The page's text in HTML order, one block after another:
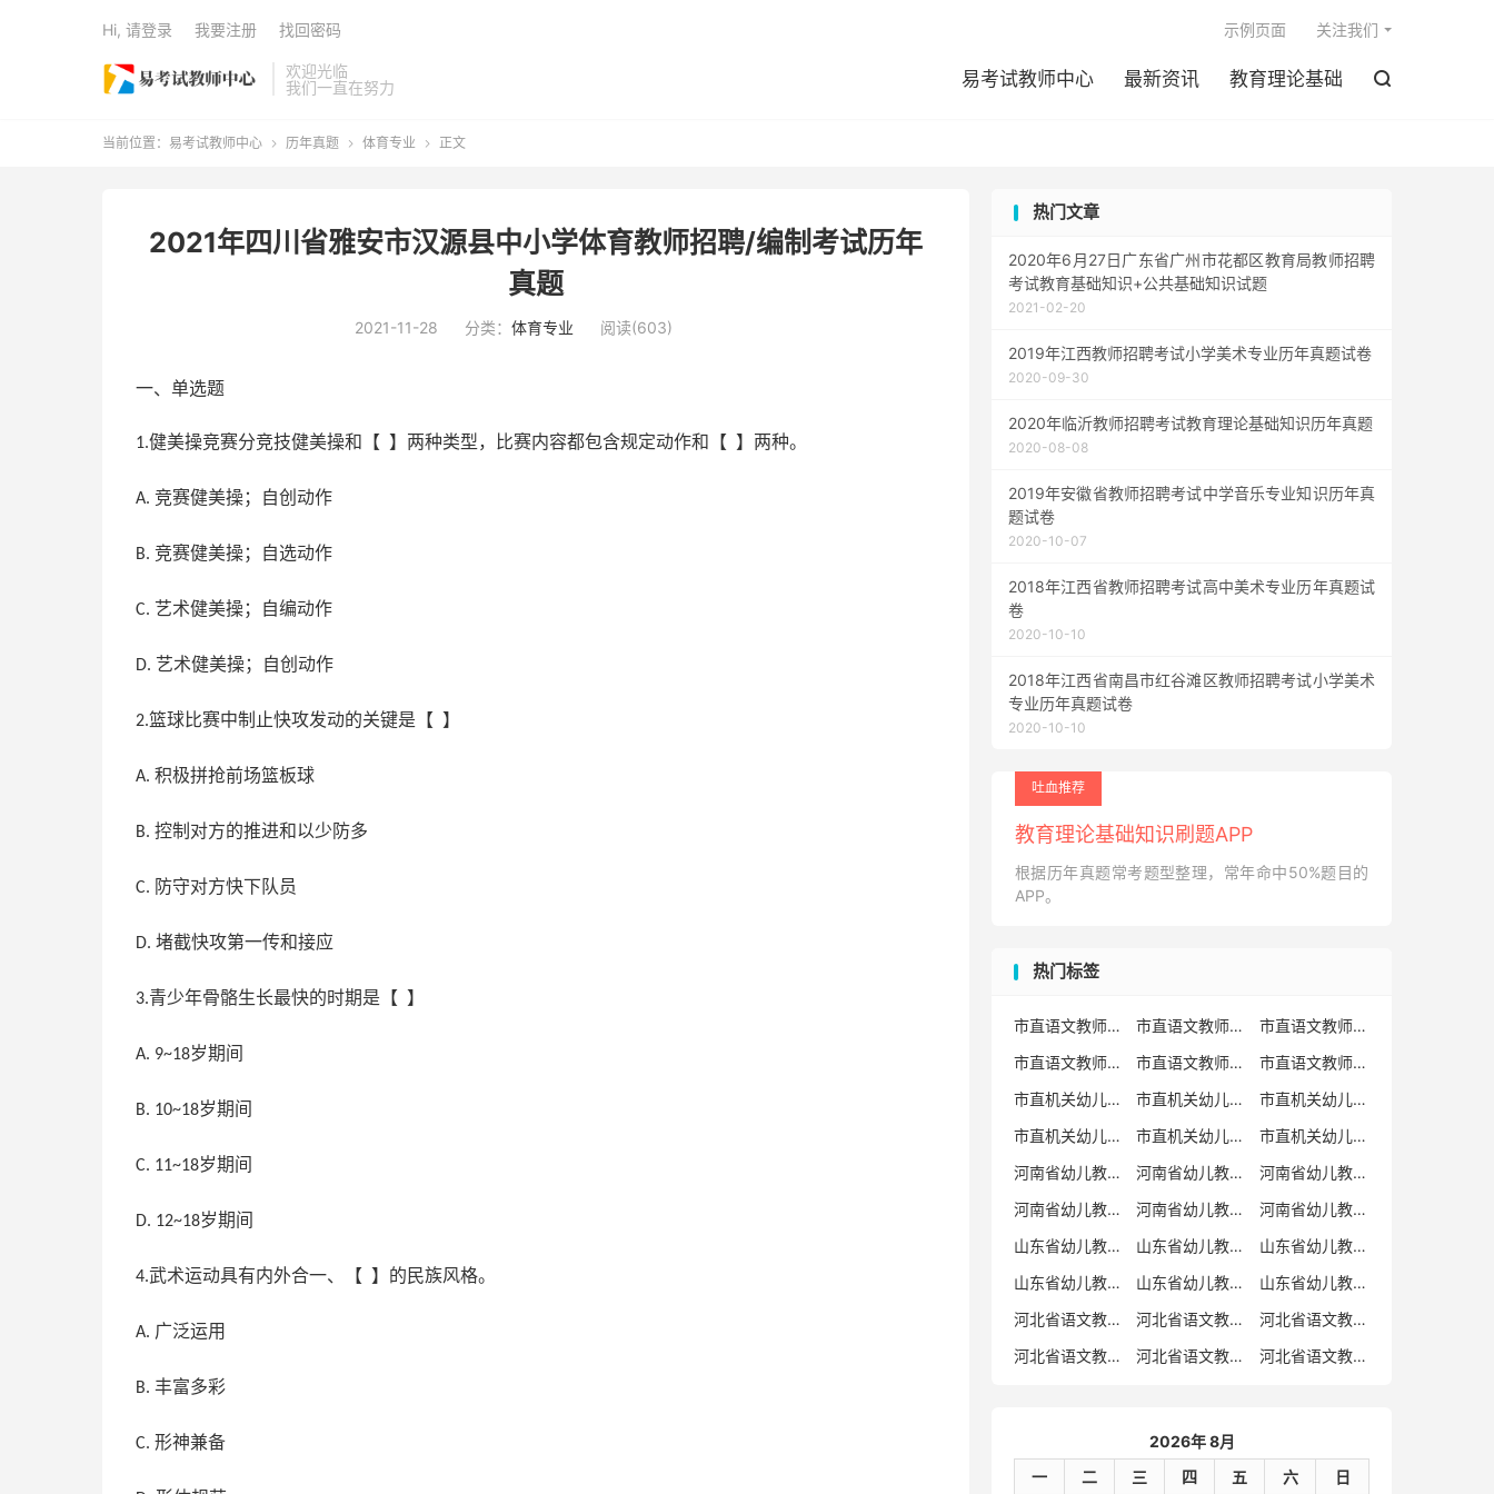
欢迎光临
我们一直在努力
易考试教师中心 最新资讯 教育理论基础 
示例页面 关注我们
Hi, 请登录 我要注册 找回密码
当前位置： 易考试教师中心  历年真题  体育专业  正文
2021年四川省雅安市汉源县中小学体育教师招聘/编制考试历年
真题
2021-11-28 分类： 体育专业 阅读(603)
一、单选题
1.健美操竞赛分竞技健美操和【 】两种类型，比赛内容都包含规定动作和【 】两种。
A. 竞赛健美操；自创动作
B. 竞赛健美操；自选动作
C. 艺术健美操；自编动作
D. 艺术健美操；自创动作
2.篮球比赛中制止快攻发动的关键是【 】
A. 积极拼抢前场篮板球
B. 控制对方的推进和以少防多
C. 防守对方快下队员
D. 堵截快攻第一传和接应
3.青少年骨骼生长最快的时期是【 】
A. 9~18岁期间
B. 10~18岁期间
C. 11~18岁期间
D. 12~18岁期间
4.武术运动具有内外合一、【 】的民族风格。
A. 广泛运用
B. 丰富多彩
C. 形神兼备
热门文章
2020年6月27日广东省广州市花都区教育局教师招聘
考试教育基础知识+公共基础知识试题
2021-02-20
2019年江西教师招聘考试小学美术专业历年真题试卷
2020-09-30
2020年临沂教师招聘考试教育理论基础知识历年真题
2020-08-08
2019年安徽省教师招聘考试中学音乐专业知识历年真
题试卷
2020-10-07
2018年江西省教师招聘考试高中美术专业历年真题试
卷
2020-10-10
2018年江西省南昌市红谷滩区教师招聘考试小学美术
专业历年真题试卷
2020-10-10
吐血推荐
教育理论基础知识刷题APP
根据历年真题常考题型整理，常年命中50%题目的
APP。
热门标签
市直语文教师招聘 市直语文教师招聘考试真题
市直语文教师招聘考试真题卷
市直语文教师编制考试真题
市直语文教师编制考试真题卷
市直语文教师考试
市直机关幼儿教师招聘
市直机关幼儿教师考试
市直机关幼儿教师招聘考试真题
市直机关幼儿教师招聘考试真题卷
市直机关幼儿教师编制考试真题卷
市直机关幼儿教师编制考试真题
河南省幼儿教师招聘
河南省幼儿教师考试
河南省幼儿教师招聘考试真题
河南省幼儿教师招聘考试真题卷
河南省幼儿教师编制考试真题
河南省幼儿教师编制考试真题卷
山东省幼儿教师招聘
山东省幼儿教师考试
山东省幼儿教师招聘考试真题
山东省幼儿教师招聘考试真题卷
山东省幼儿教师编制考试真题
山东省幼儿教师编制考试真题卷
河北省语文教师招聘
河北省语文教师招聘考试真题
河北省语文教师招聘考试真题卷
河北省语文教师编制考试真题
河北省语文教师编制考试真题卷 河北省语文教师考试
2026年 8月
一
二 三 四 五 六
日